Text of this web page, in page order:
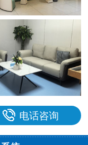
电话咨询